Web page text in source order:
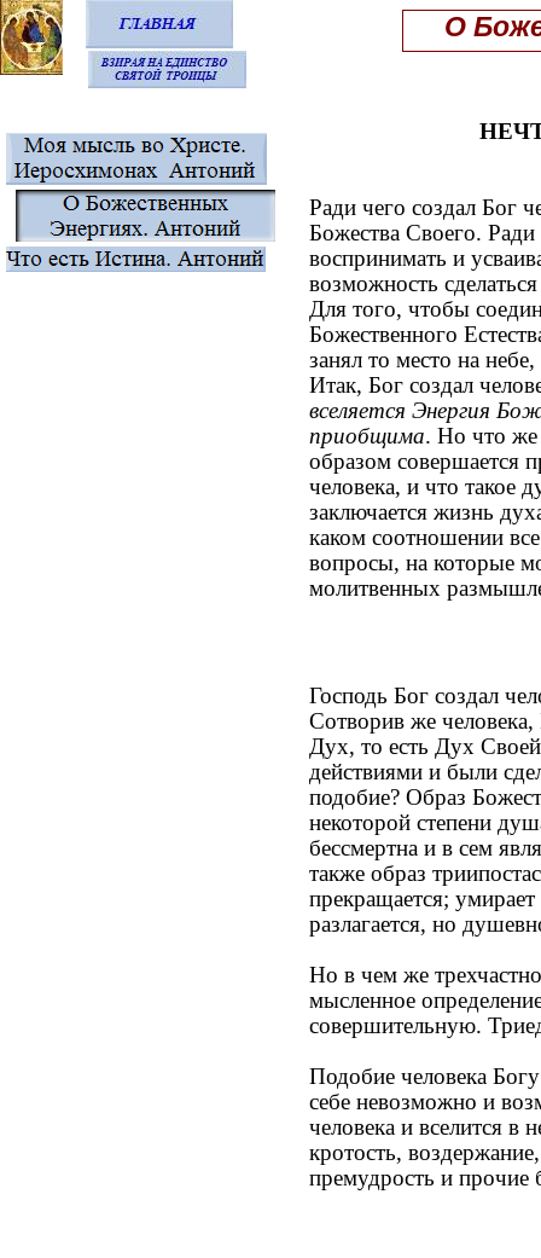
О
Ради чего создал Бог
Божества Своего.
воспринимать и
возможность
Для того, чтобы
Божественного
занял то место на
Итак, Бог создал
вселяется Энергия
приобщима. Но что же
образом совершается
человека, и что такое
заключается жизнь
каком соотношении
вопросы, на которые
молитвенных
Господь Бог создал
Сотворив же
Дух, то есть Дух
действиями и были
подобие? Образ
некоторой степени
бессмертна и в сем
также образ
прекращается; умирает
разлагается, но
Но в чем же
мысленное
совершительную.
Подобие человека
себе невозможно и
человека и вселится в
кротость,
премудрость и прочие